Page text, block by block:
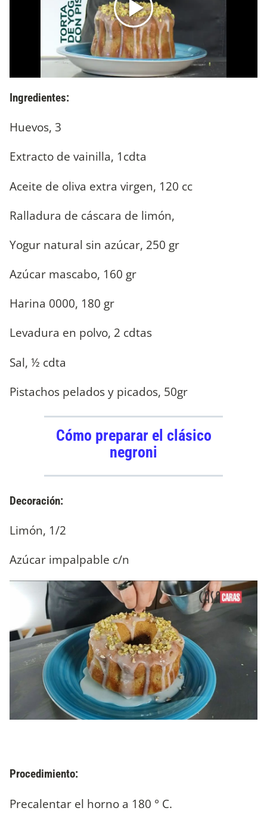
Ingredientes:
Huevos, 3
Extracto de vainilla, 1cdta
Aceite de oliva extra virgen, 120 cc
Ralladura de cáscara de limón,
Yogur natural sin azúcar, 250 gr
Azúcar mascabo, 160 gr
Harina 0000, 180 gr
Levadura en polvo, 2 cdtas
Sal, ½ cdta
Pistachos pelados y picados, 50gr
Cómo preparar el clásico
negroni
Decoración:
Limón, 1/2
Azúcar impalpable c/n
Procedimiento:
Precalentar el horno a 180 ° C.⁣